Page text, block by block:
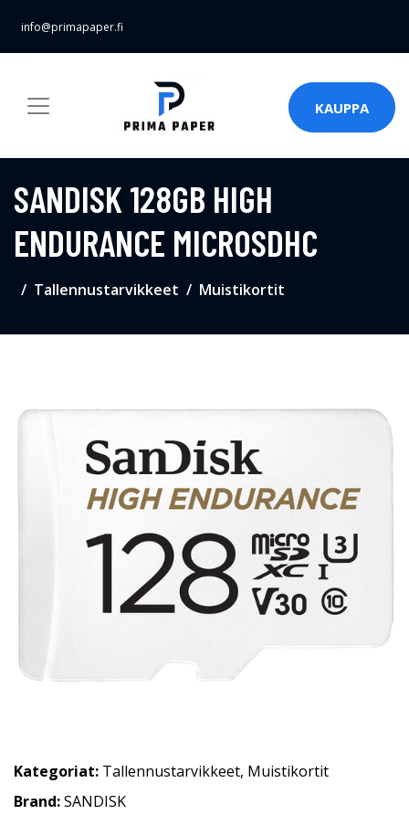
info@primapaper.fi
KAUPPA
SANDISK 128GB HIGH
ENDURANCE MICROSDHC
Tallennustarvikkeet Muistikortit
Kategoriat: Tallennustarvikkeet, Muistikortit
Brand:SANDISK